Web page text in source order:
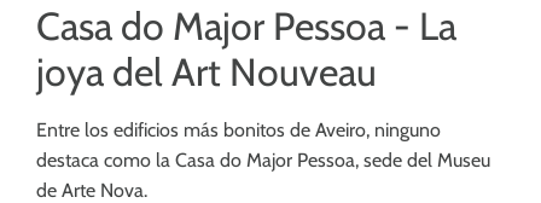
Casa do Major Pessoa - La
joya del Art Nouveau
Entre los edificios más bonitos de Aveiro, ninguno
destaca como la Casa do Major Pessoa, sede del Museu
de Arte Nova.